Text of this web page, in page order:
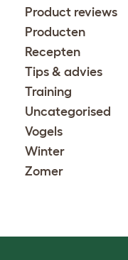
Product reviews
Producten
Recepten
Tips & advies
Training
Uncategorised
Vogels
Winter
Zomer